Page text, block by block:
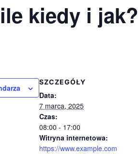
kiedy i jak?
SZCZEGÓŁY
Data:
7 marca, 2025
Czas:
08:00 - 17:00
Witryna internetowa:
https://www.example.com